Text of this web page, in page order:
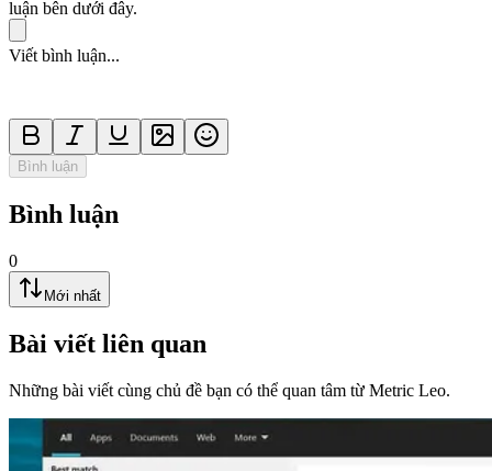
Viết bình luận...
Bình luận
Bình luận
0
Mới nhất
Bài viết liên quan
Những bài viết cùng chủ đề bạn có thể quan tâm từ Metric Leo.